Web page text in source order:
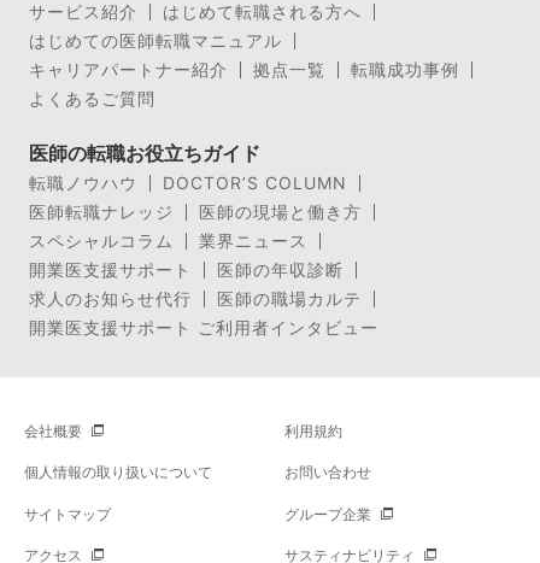
サービス紹介
はじめて転職される方へ
はじめての医師転職マニュアル
キャリアパートナー紹介
拠点一覧
転職成功事例
よくあるご質問
医師の転職お役立ちガイド
転職ノウハウ
DOCTOR’S COLUMN
医師転職ナレッジ
医師の現場と働き方
スペシャルコラム
業界ニュース
開業医支援サポート
医師の年収診断
求人のお知らせ代行
医師の職場カルテ
開業医支援サポート ご利用者インタビュー
会社概要 利用規約
個人情報の取り扱いについて お問い合わせ
サイトマップ グループ企業
アクセス サスティナビリティ